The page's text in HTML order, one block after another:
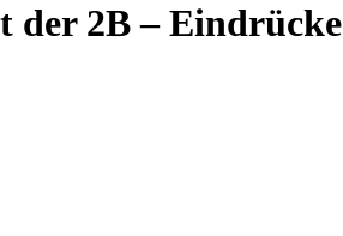
der 2B – Eindrücke